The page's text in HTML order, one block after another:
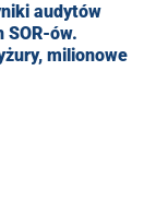
audytów
SOR-ów.
milionowe